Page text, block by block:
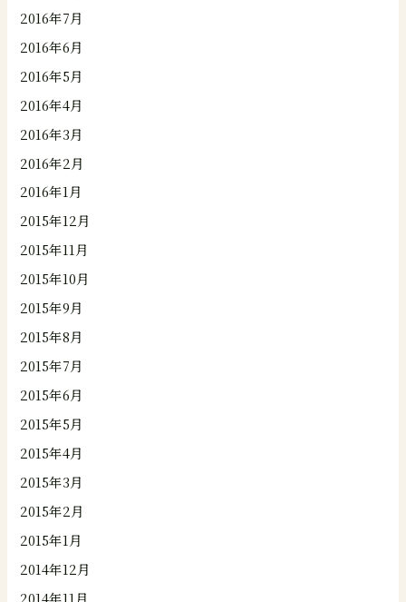
2016年7月
2016年6月
2016年5月
2016年4月
2016年3月
2016年2月
2016年1月
2015年12月
2015年11月
2015年10月
2015年9月
2015年8月
2015年7月
2015年6月
2015年5月
2015年4月
2015年3月
2015年2月
2015年1月
2014年12月
2014年11月